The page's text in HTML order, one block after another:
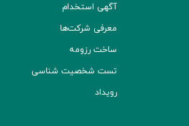
آگهی استخدام
معرفی شرکت‌ها
ساخت رزومه
تست شخصیت شناسی
رویداد